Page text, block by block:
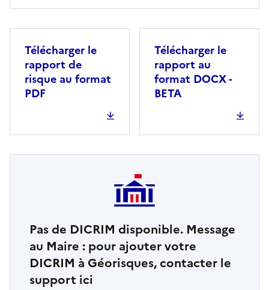
Télécharger le
rapport de
risque au format
PDF
Télécharger le
rapport au
format DOCX -
BETA
Pas de DICRIM disponible. Message
au Maire : pour ajouter votre
DICRIM à Géorisques, contacter le
support ici